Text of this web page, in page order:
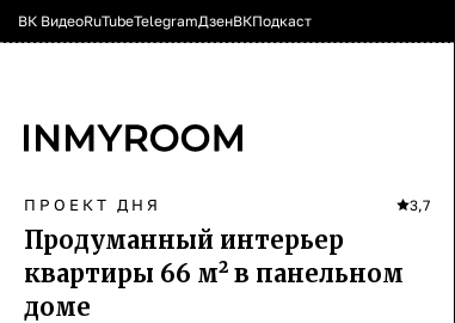
ВК ВидеоRuTubeTelegramДзенВКПодкаст
ПРОЕКТ ДНЯ 3,7
Продуманный интерьер
квартиры 66 м² в панельном
доме